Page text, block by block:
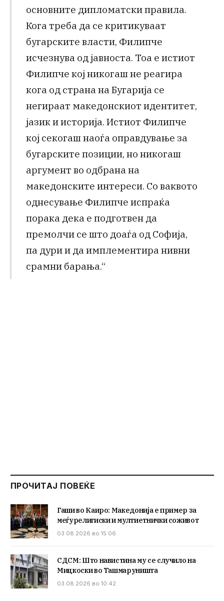
основните дипломатски правила.
Кога треба да се критикуваат
бугарските власти, Филипче
исчезнува од јавноста. Тоа е истиот
Филипче кој никогаш не реагира
кога од страна на Бугарија се
негираат македонскиот идентитет,
јазик и историја. Истиот Филипче
кој секогаш наоѓа оправдување за
бугарските позиции, но никогаш
аргумент во одбрана на
македонските интереси. Со ваквото
однесување Филипче испраќа
порака дека е подготвен да
премолчи се што доаѓа од Софија,
па дури и да имплементира нивни
срамни барања.“
ПРОЧИТАЈ ПОВЕЌЕ
Гаши во Каиро: Македонија е пример за
меѓурелигиски и мултиетнички соживот
03.08.2026 во 15:06
СДСМ: Што навистина му се случило на
Мицкоски во Ташмаруништа
03.08.2026 во 10:42